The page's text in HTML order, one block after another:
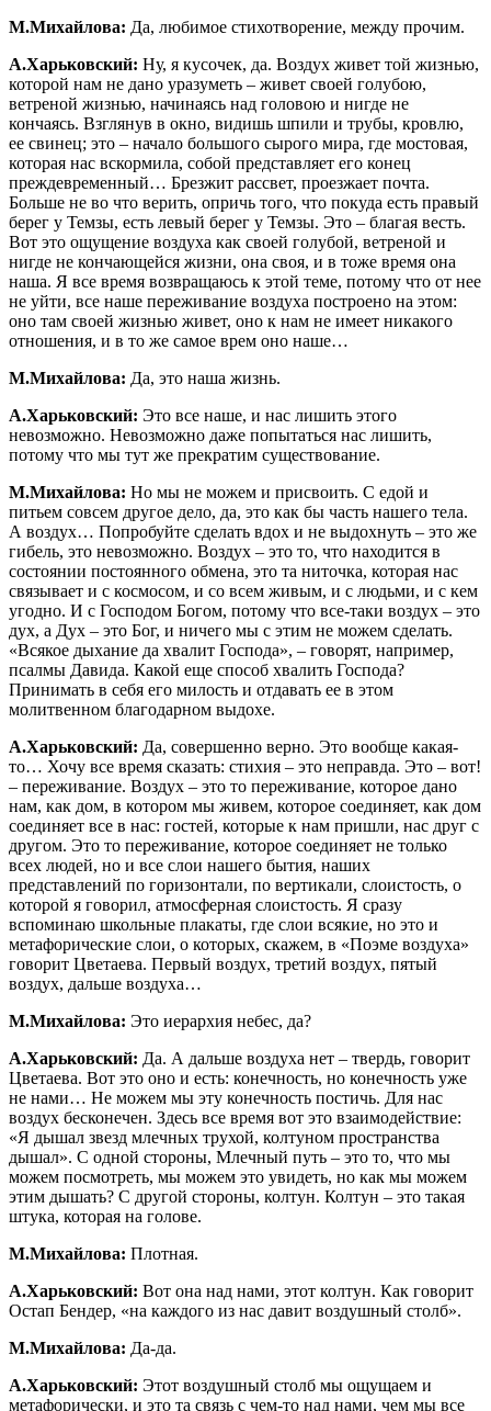
М.Михайлова: Да, любимое стихотворение, между прочим.
А.Харьковский: Ну, я кусочек, да. Воздух живет той жизнью,
которой нам не дано уразуметь – живет своей голубою,
ветреной жизнью, начинаясь над головою и нигде не
кончаясь. Взглянув в окно, видишь шпили и трубы, кровлю,
ее свинец; это – начало большого сырого мира, где мостовая,
которая нас вскормила, собой представляет его конец
преждевременный… Брезжит рассвет, проезжает почта.
Больше не во что верить, опричь того, что покуда есть правый
берег у Темзы, есть левый берег у Темзы. Это – благая весть.
Вот это ощущение воздуха как своей голубой, ветреной и
нигде не кончающейся жизни, она своя, и в тоже время она
наша. Я все время возвращаюсь к этой теме, потому что от нее
не уйти, все наше переживание воздуха построено на этом:
оно там своей жизнью живет, оно к нам не имеет никакого
отношения, и в то же самое врем оно наше…
М.Михайлова: Да, это наша жизнь.
А.Харьковский: Это все наше, и нас лишить этого
невозможно. Невозможно даже попытаться нас лишить,
потому что мы тут же прекратим существование.
М.Михайлова: Но мы не можем и присвоить. С едой и
питьем совсем другое дело, да, это как бы часть нашего тела.
А воздух… Попробуйте сделать вдох и не выдохнуть – это же
гибель, это невозможно. Воздух – это то, что находится в
состоянии постоянного обмена, это та ниточка, которая нас
связывает и с космосом, и со всем живым, и с людьми, и с кем
угодно. И с Господом Богом, потому что все-таки воздух – это
дух, а Дух – это Бог, и ничего мы с этим не можем сделать.
«Всякое дыхание да хвалит Господа», – говорят, например,
псалмы Давида. Какой еще способ хвалить Господа?
Принимать в себя его милость и отдавать ее в этом
молитвенном благодарном выдохе.
А.Харьковский: Да, совершенно верно. Это вообще какая-
то… Хочу все время сказать: стихия – это неправда. Это – вот!
– переживание. Воздух – это то переживание, которое дано
нам, как дом, в котором мы живем, которое соединяет, как дом
соединяет все в нас: гостей, которые к нам пришли, нас друг с
другом. Это то переживание, которое соединяет не только
всех людей, но и все слои нашего бытия, наших
представлений по горизонтали, по вертикали, слоистость, о
которой я говорил, атмосферная слоистость. Я сразу
вспоминаю школьные плакаты, где слои всякие, но это и
метафорические слои, о которых, скажем, в «Поэме воздуха»
говорит Цветаева. Первый воздух, третий воздух, пятый
воздух, дальше воздуха…
М.Михайлова: Это иерархия небес, да?
А.Харьковский: Да. А дальше воздуха нет – твердь, говорит
Цветаева. Вот это оно и есть: конечность, но конечность уже
не нами… Не можем мы эту конечность постичь. Для нас
воздух бесконечен. Здесь все время вот это взаимодействие:
«Я дышал звезд млечных трухой, колтуном пространства
дышал». С одной стороны, Млечный путь – это то, что мы
можем посмотреть, мы можем это увидеть, но как мы можем
этим дышать? С другой стороны, колтун. Колтун – это такая
штука, которая на голове.
М.Михайлова: Плотная.
А.Харьковский: Вот она над нами, этот колтун. Как говорит
Остап Бендер, «на каждого из нас давит воздушный столб».
М.Михайлова: Да-да.
А.Харьковский: Этот воздушный столб мы ощущаем и
метафорически, и это та связь с чем-то над нами, чем мы все